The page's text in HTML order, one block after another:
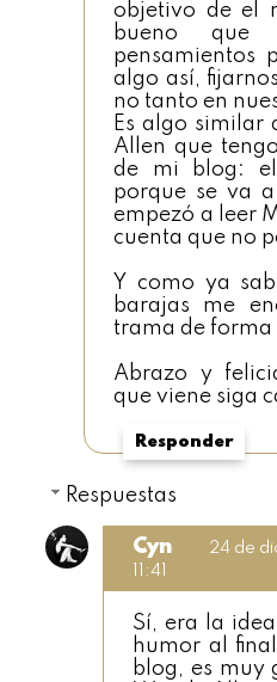
objetivo de el
bueno que
pensamientos
algo así,
no tanto en
Es algo similar
Allen que
de mi blog:
porque se va
empezó a leer
cuenta que no
Y como ya
barajas me
trama de forma
Abrazo y
que viene siga
Responder
Respuestas
Cyn
24 de
11:41
Sí, era la
humor al
blog, es muy